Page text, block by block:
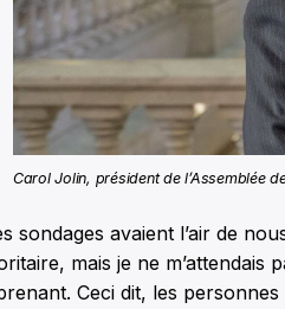
Carol Jolin, président de l’Assemblée
sondages avaient l’air de
mais je ne m’attendais
Ceci dit, les